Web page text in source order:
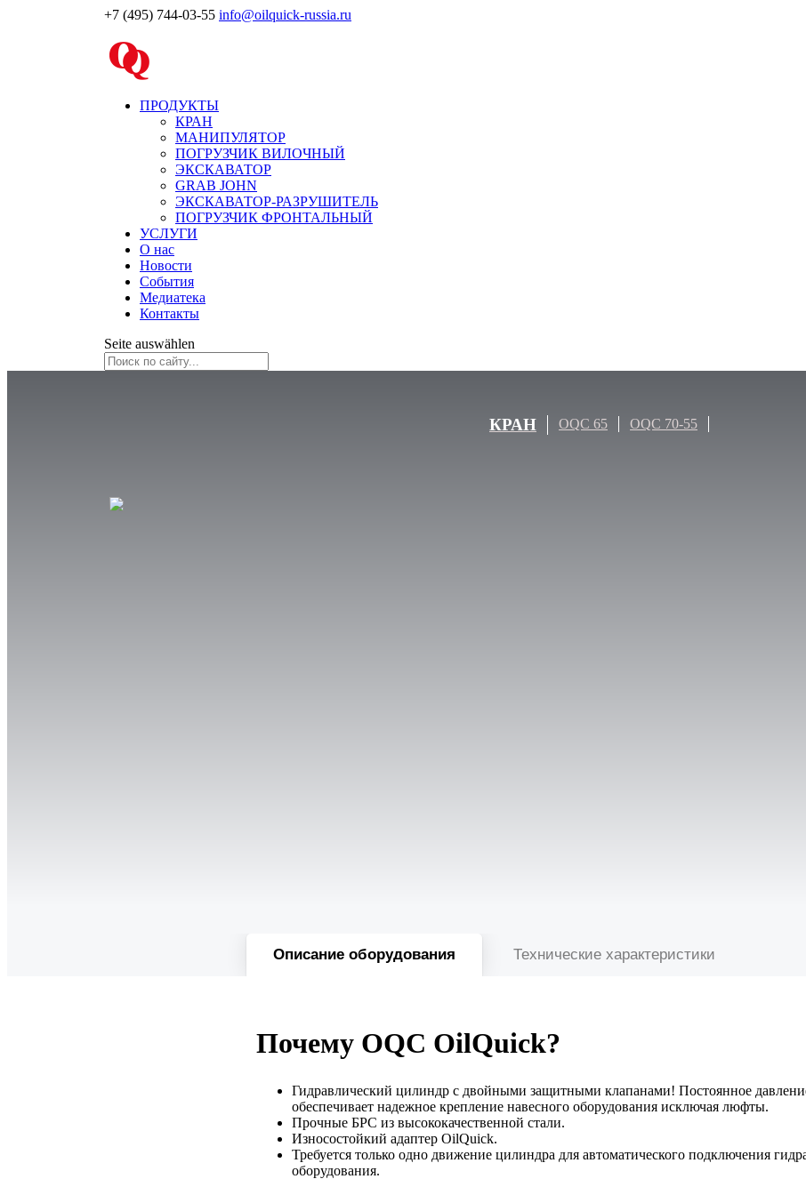
+7 (495) 744-03-55 info@oilquick-russia.ru
ПРОДУКТЫ
КРАН
МАНИПУЛЯТОР
ПОГРУЗЧИК ВИЛОЧНЫЙ
ЭКСКАВАТОР
GRAB JOHN
ЭКСКАВАТОР-РАЗРУШИТЕЛЬ
ПОГРУЗЧИК ФРОНТАЛЬНЫЙ
УСЛУГИ
О нас
Новости
События
Медиатека
Контакты
Seite auswählen
КРАН OQC 65 OQC 70-55
Описание оборудования Технические характеристики
Почему OQC OilQuick?
Гидравлический цилиндр с двойными защитными клапанами! Постоянное
обеспечивает надежное крепление навесного оборудования исключая люфты.
Прочные БРС из высококачественной стали.
Износостойкий адаптер OilQuick.
Требуется только одно движение цилиндра для автоматического подключения
оборудования.